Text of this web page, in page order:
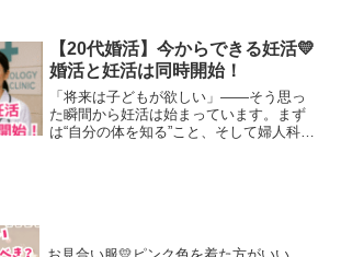
【20代婚活】今からできる妊活💛
婚活と妊活は同時開始！
「将来は子どもが欲しい」――そう思っ
た瞬間から妊活は始まっています。まず
は“自分の体を知る”こと、そして婦人科受